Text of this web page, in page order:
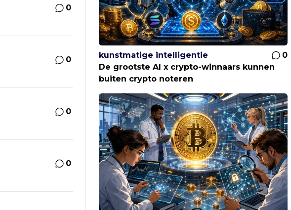
0
0
0
0
kunstmatige intelligentie
0
De grootste AI x crypto-winnaars kunnen
buiten crypto noteren